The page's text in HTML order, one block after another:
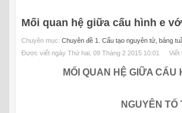
Mối quan hệ giữa cấu hình e
Chuyên mục: Chuyên đề 1. Cấu tạo nguyên tử, bảng
Được viết ngày Thứ hai, 09 Tháng 2 2015 10:01
Viết
MỐI QUAN HỆ GIỮA CẤU
NGUYÊN TỐ